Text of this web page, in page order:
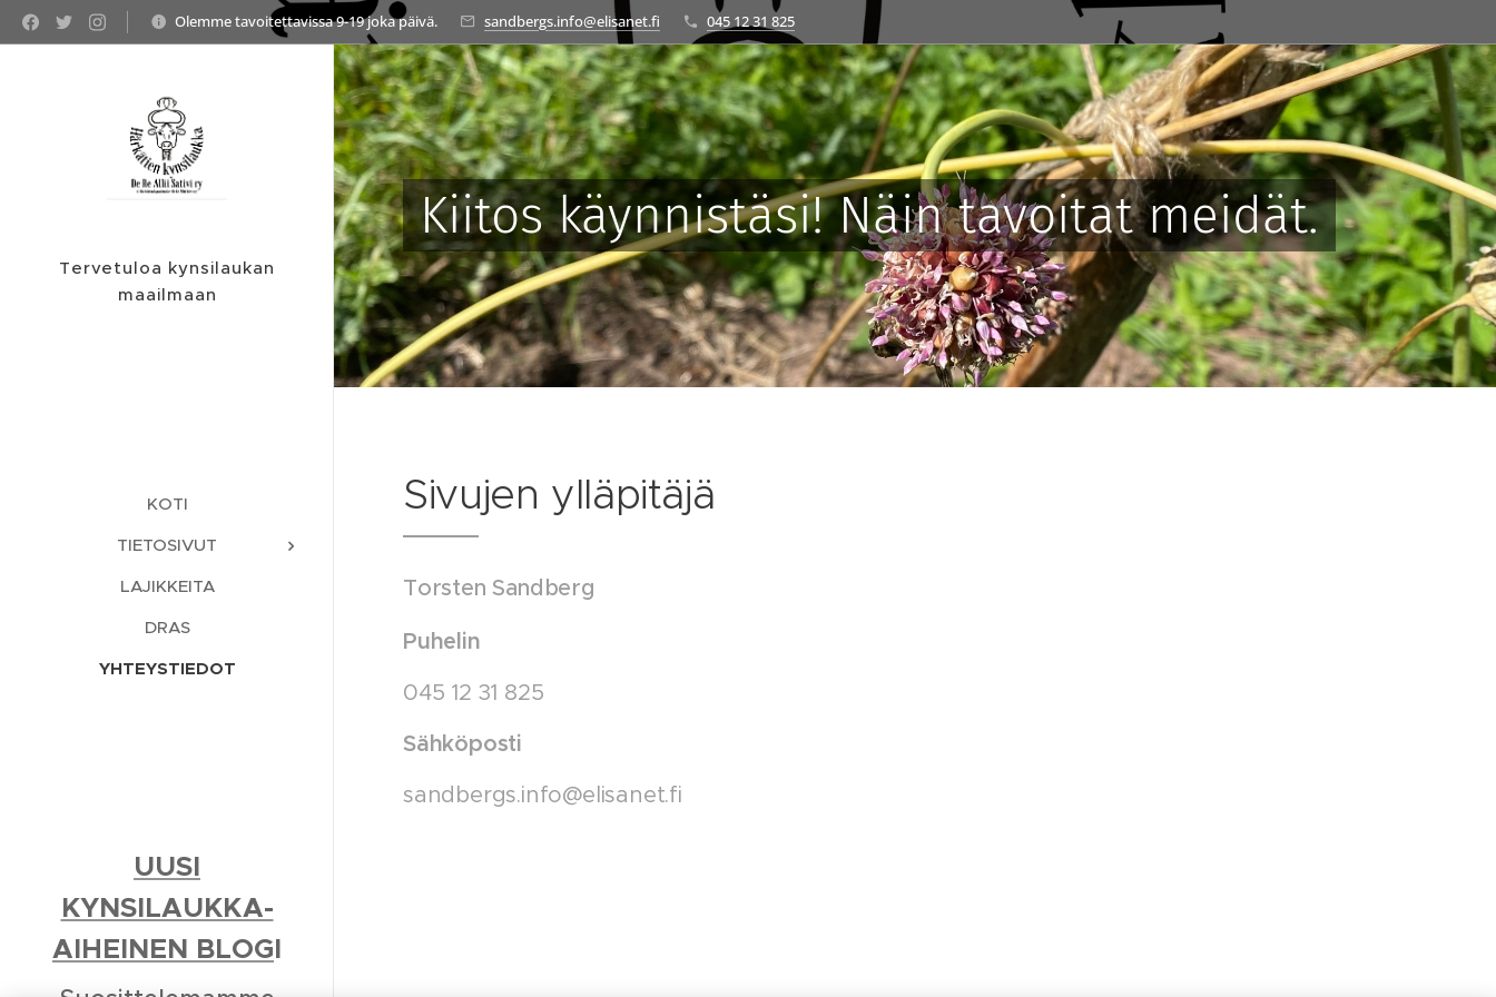
Olemme tavoitettavissa 9-19 joka päivä. sandbergs.info@elisanet.fi 045 12 31 825
Tervetuloa kynsilaukan
maailmaan
KOTI
TIETOSIVUT
LAJIKKEITA
DRAS
YHTEYSTIEDOT
Kiitos käynnistäsi! Näin tavoitat meidät.
Sivujen ylläpitäjä
Torsten Sandberg
Puhelin
045 12 31 825
Sähköposti
sandbergs.info@elisanet.fi
UUSI
KYNSILAUKKA-
AIHEINEN BLOGI